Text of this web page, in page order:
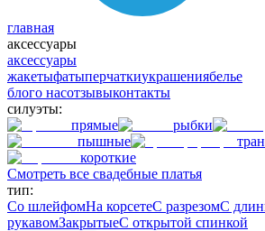
главная
аксессуары
аксессуары
жакетыфатыперчаткиукрашениябелье
блого насотзывыконтакты
силуэты:
прямые
рыбки
пышные
короткие
Смотреть все свадебные платья
тип:
Со шлейфомНа корсетеС разрезомС
рукавомЗакрытыеС открытой спинкой